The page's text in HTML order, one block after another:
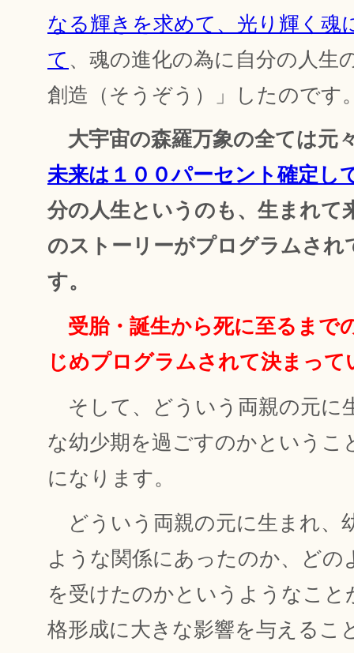
なる輝きを求めて、光り輝く魂
て 、魂の進化の為に自分の人生
創造（そうぞう）」したのです
大宇宙の森羅万象の全ては元
未来は１００パーセント確定し
分の人生というのも、生まれて
のストーリーがプログラムされ
す。
受胎・誕生から死に至るまで
じめプログラムされて決まって
そして、どういう両親の元に
な幼少期を過ごすのかというこ
になります。
どういう両親の元に生まれ、
ような関係にあったのか、どの
を受けたのかというようなこと
格形成に大きな影響を与えるこ